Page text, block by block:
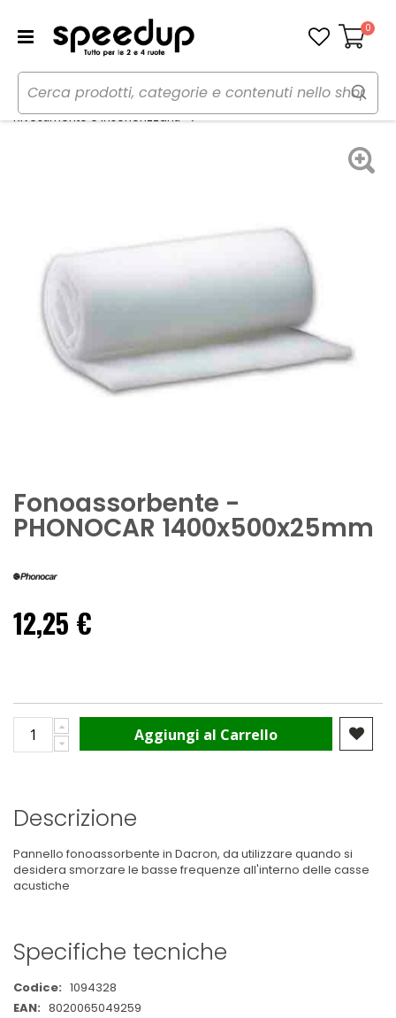
Carrello
0
Home Auto
Audio elettronica mobile
Rivestimento e insonorizzanti
Fonoassorbente - PHONOCAR
Fonoassorbente -
PHONOCAR 1400x500x25mm
12,25 €
Aggiungi al Carrello
Descrizione
Pannello fonoassorbente in Dacron, da utilizzare quando si
desidera smorzare le basse frequenze all'interno delle casse
acustiche
Specifiche tecniche
Maggiori
Informazioni
1094328
8020065049259